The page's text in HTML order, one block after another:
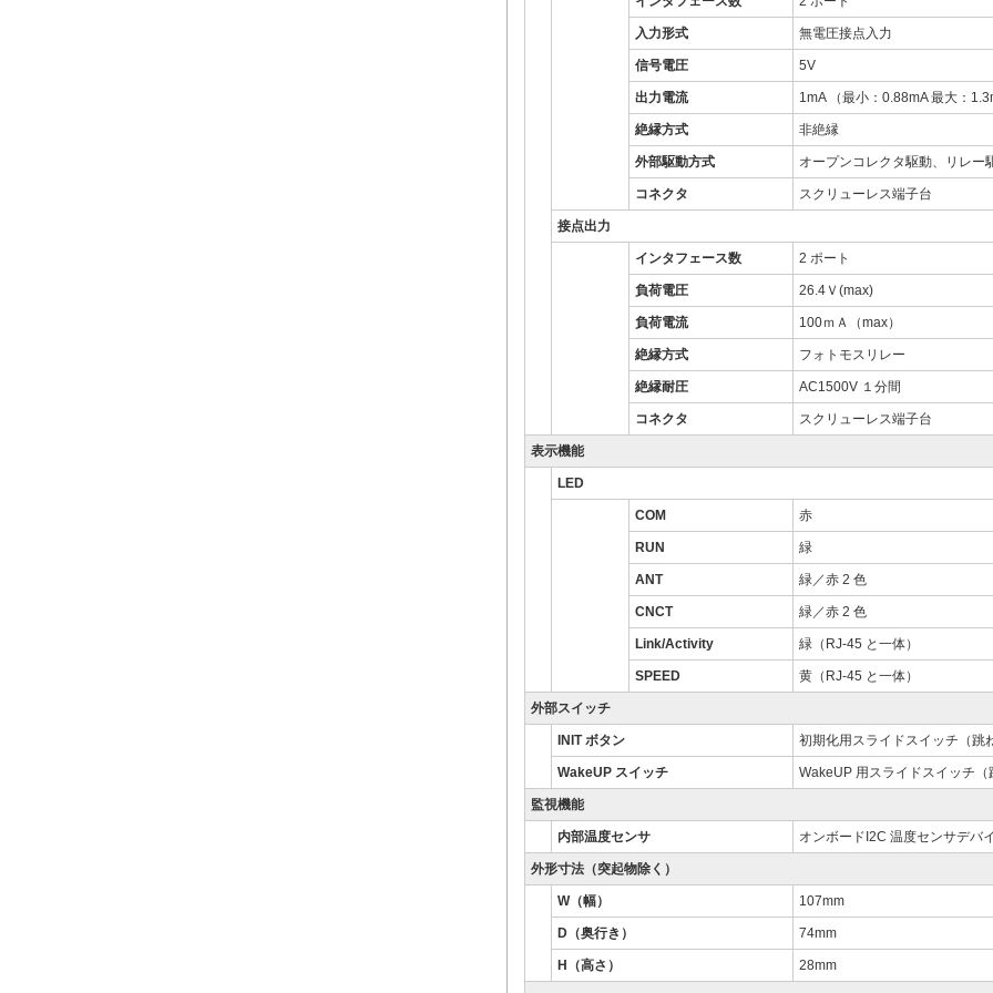
入力形式 無電圧接点入力
信号電圧 5V
出力電流 1mA （最小：0.88mA 最大：
絶縁方式 非絶縁
外部駆動方式 オープンコレクタ駆動、リレー
コネクタ スクリューレス端子台
接点出力
インタフェース数 2 ポート
負荷電圧 26.4Ｖ(max)
負荷電流 100ｍＡ（max）
絶縁方式 フォトモスリレー
絶縁耐圧 AC1500V １分間
コネクタ スクリューレス端子台
表示機能
LED
COM 赤
RUN 緑
ANT 緑／赤 2 色
CNCT 緑／赤 2 色
Link/Activity 緑（RJ-45 と一体）
SPEED 黄（RJ-45 と一体）
外部スイッチ
INIT ボタン 初期化用スライドスイッチ（跳
WakeUP スイッチ WakeUP 用スライドスイッチ（
監視機能
内部温度センサ オンボードI2C 温度センサデバ
外形寸法（突起物除く）
W（幅） 107mm
D（奥行き） 74mm
H（高さ） 28mm